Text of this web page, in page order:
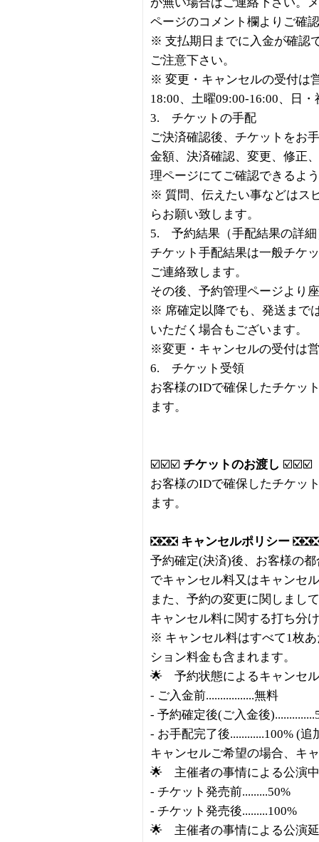
ページのコメント欄よりご確
※ 支払期日までに入金が確認
ご注意下さい。
※ 変更・キャンセルの受付は
18:00、土曜09:00-16:00、日
3. チケットの手配
ご決済確認後、チケットをお
金額、決済確認、変更、修正
理ページにてご確認できるよ
※ 質問、伝えたい事などはス
らお願い致します。
5. 予約結果（手配結果の詳細
チケット手配結果は一般チケ
ご連絡致します。
その後、予約管理ページより
※ 席確定以降でも、発送まで
いただく場合もございます。
※変更・キャンセルの受付は
6. チケット受領
お客様のIDで確保したチケッ
ます。
☑️☑️☑️ チケットのお渡し ☑️☑️☑️
お客様のIDで確保したチケッ
ます。
❎❎❎ キャンセルポリシー
予約確定(決済)後、お客様の
でキャンセル料又はキャンセ
また、予約の変更に関しまし
キャンセル料に関する打ち分
※ キャンセル料はすべて1枚
ション料金も含まれます。
🌟 予約状態によるキャンセ
- ご入金前.................無料
- 予約確定後(ご入金後
- お手配完了後............100% (
キャンセルご希望の場合、キ
🌟 主催者の事情による公演
- チケット発売前.........50%
- チケット発売後.........100%
🌟 主催者の事情による公演